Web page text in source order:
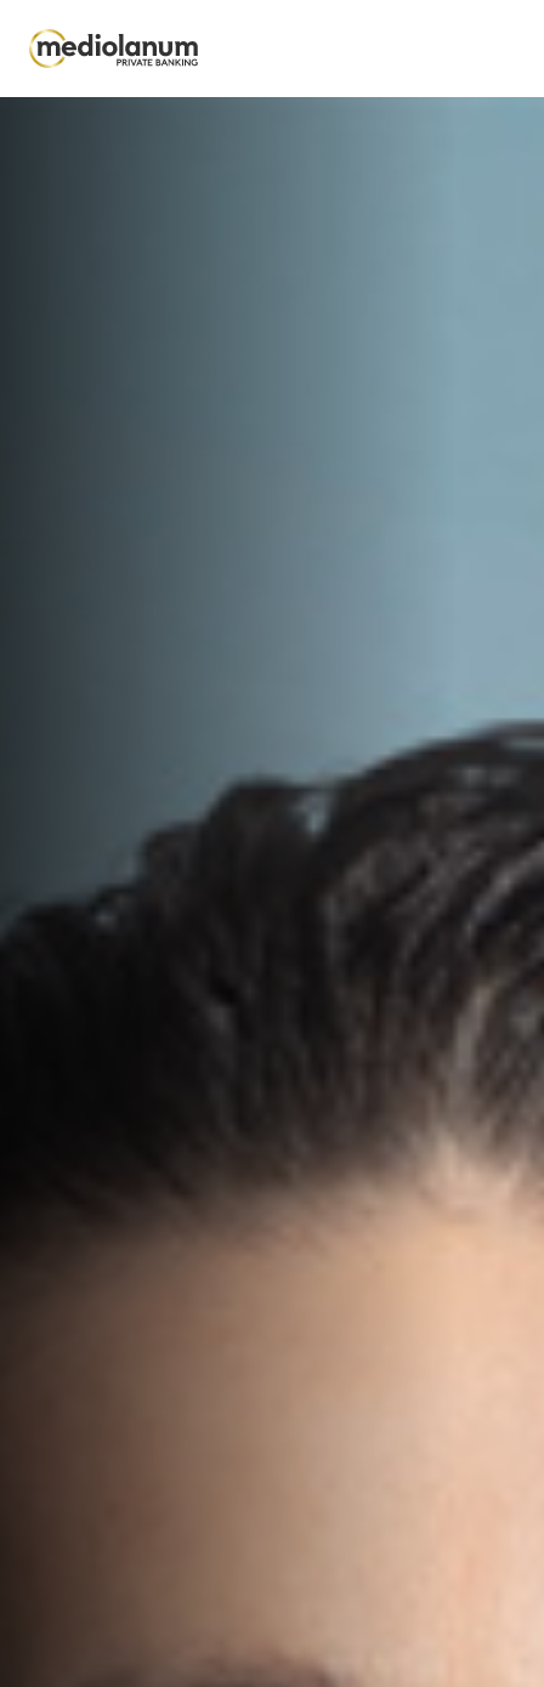
Salta al contenuto